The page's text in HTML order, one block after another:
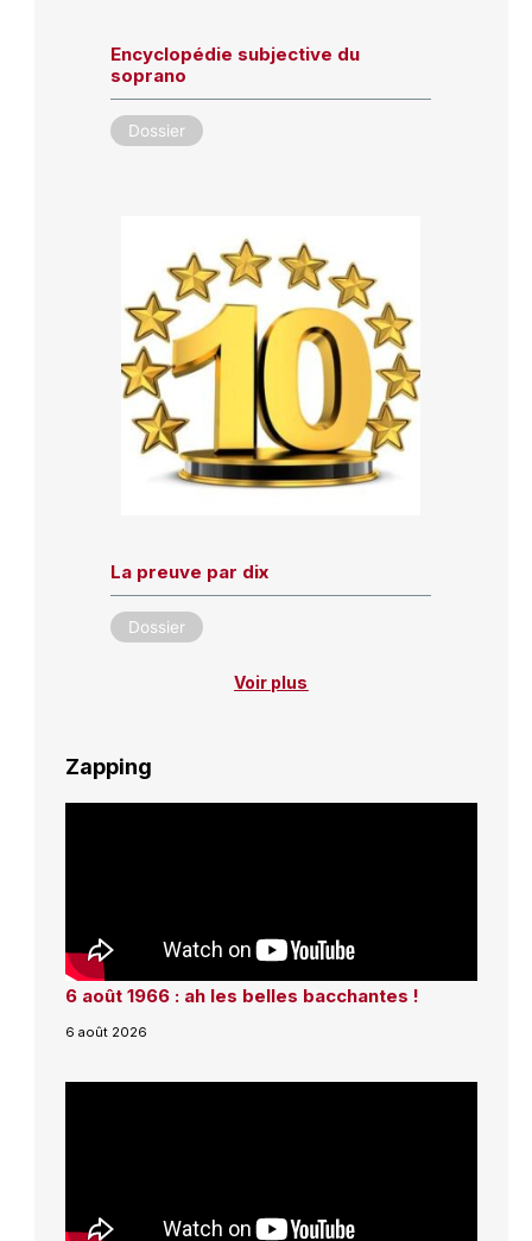
Encyclopédie subjective du
soprano
Dossier
La preuve par dix
Dossier
Voir plus
Zapping
6 août 1966 : ah les belles bacchantes !
6 août 2026